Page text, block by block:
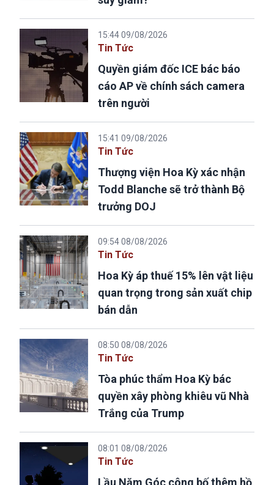
15:44 09/08/2026
Tin Tức
Quyền giám đốc ICE bác báo
cáo AP về chính sách camera
trên người
15:41 09/08/2026
Tin Tức
Thượng viện Hoa Kỳ xác nhận
Todd Blanche sẽ trở thành Bộ
trưởng DOJ
09:54 08/08/2026
Tin Tức
Hoa Kỳ áp thuế 15% lên vật liệu
quan trọng trong sản xuất chip
bán dẫn
08:50 08/08/2026
Tin Tức
Tòa phúc thẩm Hoa Kỳ bác
quyền xây phòng khiêu vũ Nhà
Trắng của Trump
08:01 08/08/2026
Tin Tức